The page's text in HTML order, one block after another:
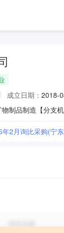
成立日期： 2018-
2月询比采购(宁